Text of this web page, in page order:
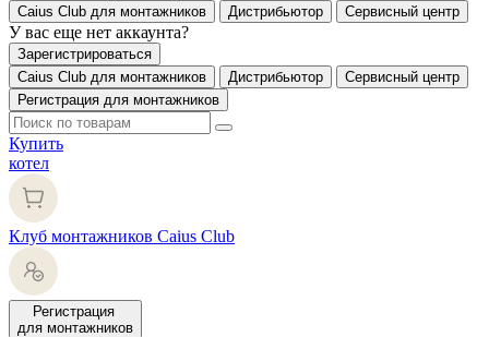
Caius Club для монтажников Дистрибьютор Сервисный центр
У вас еще нет аккаунта?
Зарегистрироваться
Caius Club для монтажников
Дистрибьютор
Сервисный центр
Регистрация для монтажников
Купить
котел
Клуб монтажников Caius Club
Регистрация
для монтажников